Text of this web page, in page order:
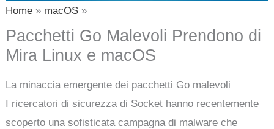
Home macOS
Pacchetti Go Malevoli Prendono di
Mira Linux e macOS
La minaccia emergente dei pacchetti Go malevoli
I ricercatori di sicurezza di Socket hanno recentemente
scoperto una sofisticata campagna di malware che